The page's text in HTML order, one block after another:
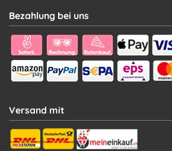
Bezahlung bei uns
Versand mit